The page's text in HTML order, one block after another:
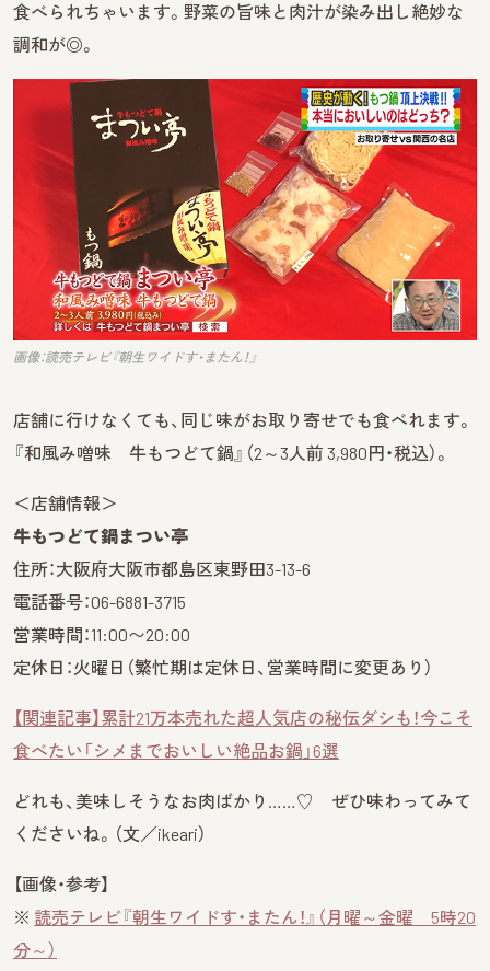
食べられちゃいます。野菜の旨味と肉汁が染み出し絶妙な
調和が◎。
画像：読売テレビ『朝生ワイドす・またん！』
店舗に行けなくても、同じ味がお取り寄せでも食べれます。
『和風み噌味 牛もつどて鍋』（2～3人前 3,980円・税込）。
＜店舗情報＞
牛もつどて鍋まつい亭
住所：大阪府大阪市都島区東野田3-13-6
電話番号：06-6881-3715
営業時間：11:00〜20:00
定休日：火曜日（繁忙期は定休日、営業時間に変更あり）
【関連記事】累計21万本売れた超人気店の秘伝ダシも！今こそ
食べたい「シメまでおいしい絶品お鍋」6選
どれも、美味しそうなお肉ばかり……♡ ぜひ味わってみて
くださいね。（文／ikeari）
【画像・参考】
※ 読売テレビ『朝生ワイドす・またん！』（月曜～金曜 5時20
分～）